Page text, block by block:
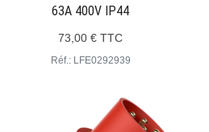
63A 400V IP44
73,00 € TTC
Réf.: LFE0292939